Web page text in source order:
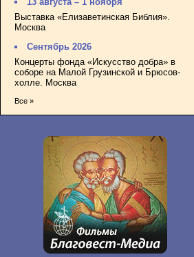
Выставка «Елизаветинская Библия».
Москва
Сентябрь 2026
Концерты фонда «Искусство добра» в
соборе на Малой Грузинской и Брюсов-
холле. Москва
Все »